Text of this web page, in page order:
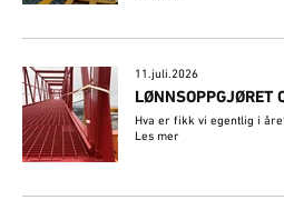
11.juli.2026
LØNNSOPPGJØRET
Hva er fikk vi egentlig i
Les mer